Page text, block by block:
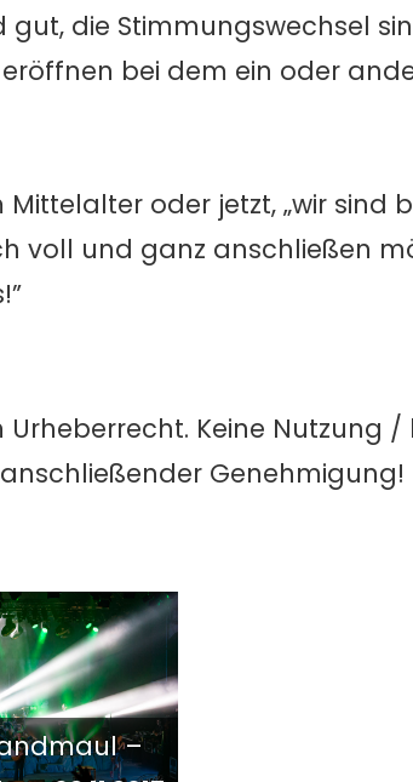
gut, die Stimmungswechsel
bei dem ein oder
oder jetzt, „wir sind
voll und ganz anschließen
Keine Nutzung
Genehmigung!
–